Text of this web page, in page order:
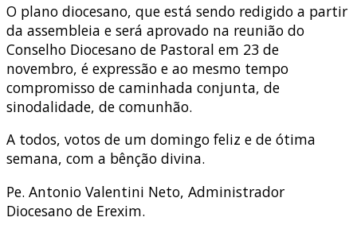
O plano diocesano, que está sendo redigido a partir
da assembleia e será aprovado na reunião do
Conselho Diocesano de Pastoral em 23 de
novembro, é expressão e ao mesmo tempo
compromisso de caminhada conjunta, de
sinodalidade, de comunhão.
A todos, votos de um domingo feliz e de ótima
semana, com a bênção divina.
Pe. Antonio Valentini Neto, Administrador
Diocesano de Erexim.